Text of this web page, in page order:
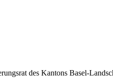
des Kantons Basel-